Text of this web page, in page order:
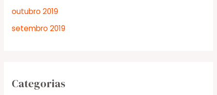
outubro 2019
setembro 2019
Categorias